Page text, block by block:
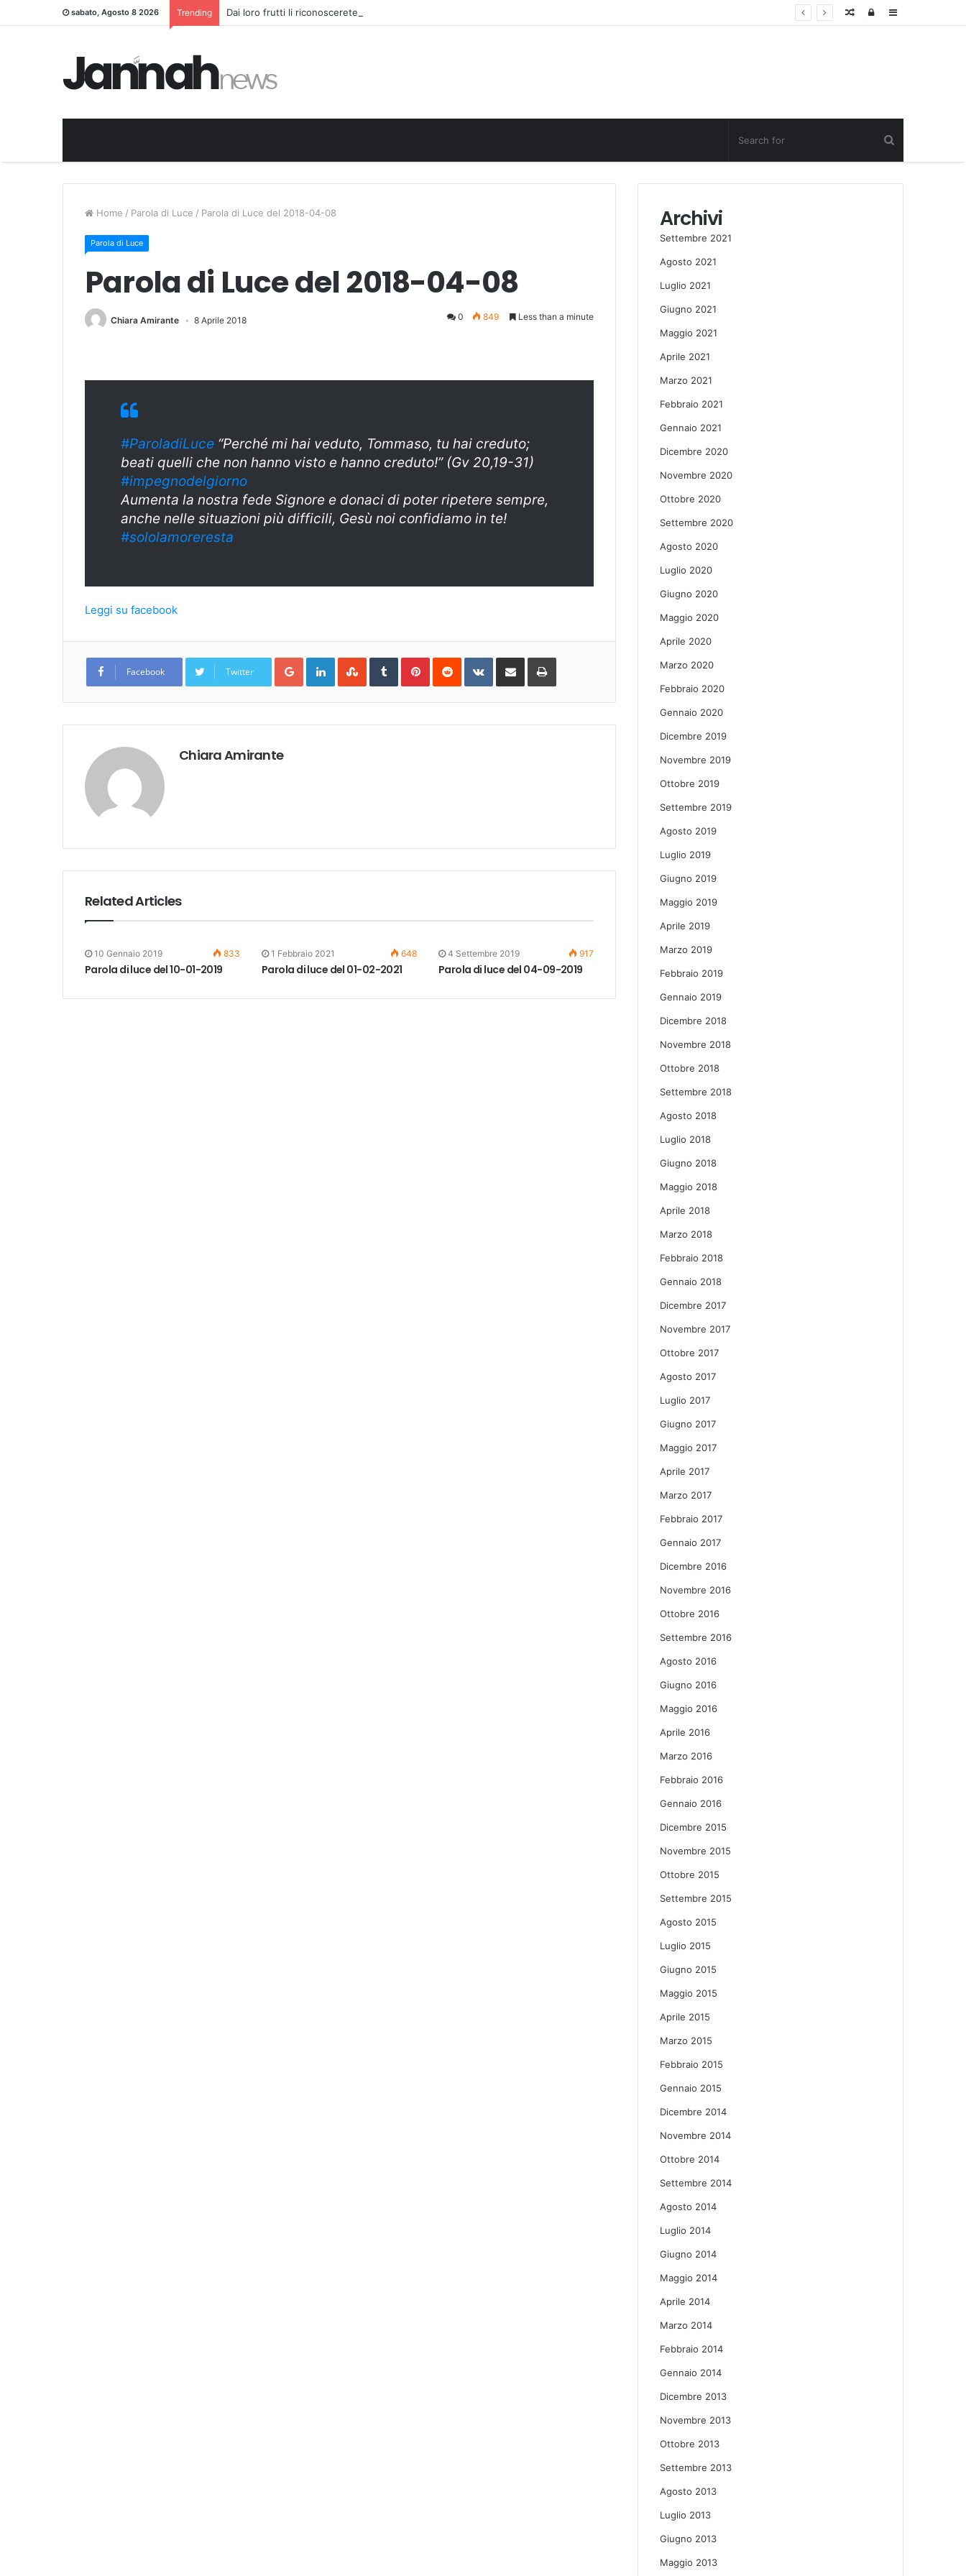
sabato, Agosto 8 2026 Trending Dai loro frutti li riconoscerete Sidebar
Log
Random
Home / Parola di Luce / Parola di Luce del 2018-04-08
Parola di Luce
Parola di Luce del 2018-04-08
Chiara Amirante 8 Aprile 2018 0 849 Less than a minute
#ParoladiLuce “Perché mi hai veduto, Tommaso, tu hai creduto;
beati quelli che non hanno visto e hanno creduto!” (Gv 20,19-31)
#impegnodelgiorno
Aumenta la nostra fede Signore e donaci di poter ripetere sempre,
anche nelle situazioni più difficili, Gesù noi confidiamo in te!
#sololamoreresta
Leggi su facebook
Facebook Twitter
Google+LinkedInStumbleUpon
TumblrPinterestReddit VKontakteShare
Email
Print
Chiara Amirante
Related Articles
10 Gennaio 2019 833
Parola di luce del 10-01-2019
1 Febbraio 2021 648
Parola di luce del 01-02-2021
4 Settembre 2019 917
Parola di luce del 04-09-2019
Archivi
Settembre 2021
Agosto 2021
Luglio 2021
Giugno 2021
Maggio 2021
Aprile 2021
Marzo 2021
Febbraio 2021
Gennaio 2021
Dicembre 2020
Novembre 2020
Ottobre 2020
Settembre 2020
Agosto 2020
Luglio 2020
Giugno 2020
Maggio 2020
Aprile 2020
Marzo 2020
Febbraio 2020
Gennaio 2020
Dicembre 2019
Novembre 2019
Ottobre 2019
Settembre 2019
Agosto 2019
Luglio 2019
Giugno 2019
Maggio 2019
Aprile 2019
Marzo 2019
Febbraio 2019
Gennaio 2019
Dicembre 2018
Novembre 2018
Ottobre 2018
Settembre 2018
Agosto 2018
Luglio 2018
Giugno 2018
Maggio 2018
Aprile 2018
Marzo 2018
Febbraio 2018
Gennaio 2018
Dicembre 2017
Novembre 2017
Ottobre 2017
Agosto 2017
Luglio 2017
Giugno 2017
Maggio 2017
Aprile 2017
Marzo 2017
Febbraio 2017
Gennaio 2017
Dicembre 2016
Novembre 2016
Ottobre 2016
Settembre 2016
Agosto 2016
Giugno 2016
Maggio 2016
Aprile 2016
Marzo 2016
Febbraio 2016
Gennaio 2016
Dicembre 2015
Novembre 2015
Ottobre 2015
Settembre 2015
Agosto 2015
Luglio 2015
Giugno 2015
Maggio 2015
Aprile 2015
Marzo 2015
Febbraio 2015
Gennaio 2015
Dicembre 2014
Novembre 2014
Ottobre 2014
Settembre 2014
Agosto 2014
Luglio 2014
Giugno 2014
Maggio 2014
Aprile 2014
Marzo 2014
Febbraio 2014
Gennaio 2014
Dicembre 2013
Novembre 2013
Ottobre 2013
Settembre 2013
Agosto 2013
Luglio 2013
Giugno 2013
Maggio 2013